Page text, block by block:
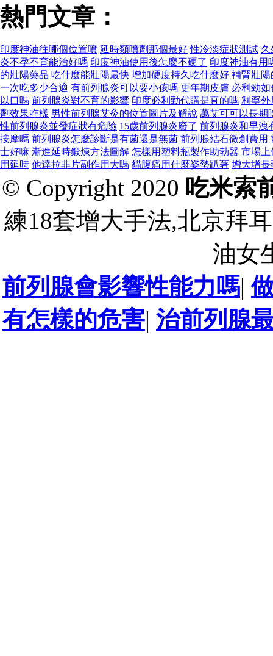
熱門文章：
印度神油往哪個位置噴 延時類噴劑那個最好 性冷淡症狀測試 久
炎不孕不育能治好嗎 印度神油使用後怎麼不硬了 印度神油有用
的壯陽藥品 吃什麼能壯陽最快 增加硬度持久吃什麼好 補腎壯陽
一次吃多少合適 有前列腺炎可以要小孩嗎 更年期皮膚 必利勁
以口嗎 前列腺炎對不育的影響 印度必利勁代購是真的嗎 利寧外
劑效果咋樣 男性前列腺艾灸的位置圖片及解說 萬艾可可以長期
性前列腺炎並發症狀有危險 15歲前列腺炎廢了 前列腺炎和早洩
按摩嗎 前列腺炎怎麼診斷是有菌還是無菌 前列腺結石微創費用
士好嘛 漸進延時鍛煉方法圖解 怎樣用塑料瓶製作助勃器 市場上
用延時 他達拉非片副作用大嗎 貓腹痛用什麼姿勢趴著 增大增長
© Copyright 2020 吃米索
練18套增大手法,北京拜
油女
前列腺會影響性能力嗎|
有怎樣的危害| 治前列腺